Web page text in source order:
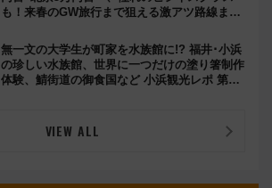
も！来春のGW旅行まで狙える激アツ路線まと
無一文の大学生が町家を水族館に!? 福井･小浜
の珍しい水族館、世界に一つだけの塗り箸制作
体験、鯖街道の御食国など 小浜観光レポ 第2
VIEW ALL